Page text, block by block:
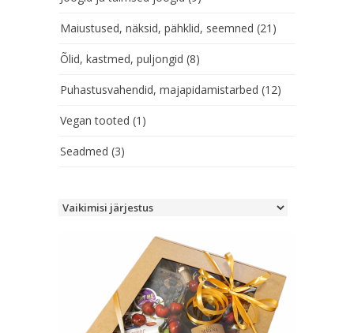
Maiustused, näksid, pähklid, seemned (21)
Õlid, kastmed, puljongid (8)
Puhastusvahendid, majapidamistarbed (12)
Vegan tooted (1)
Seadmed (3)